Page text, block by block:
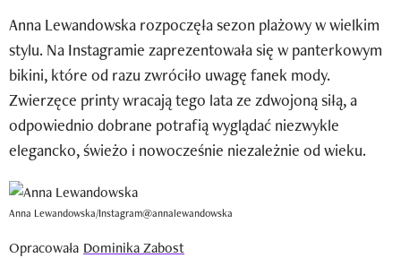
Mój profil / Zarejestruj się
Anna Lewandowska rozpoczęła sezon plażowy w wielkim
stylu. Na Instagramie zaprezentowała się w panterkowym
bikini, które od razu zwróciło uwagę fanek mody.
Zwierzęce printy wracają tego lata ze zdwojoną siłą, a
odpowiednio dobrane potrafią wyglądać niezwykle
elegancko, świeżo i nowocześnie niezależnie od wieku.
Anna Lewandowska/Instagram@annalewandowska
Opracowała Dominika Zabost